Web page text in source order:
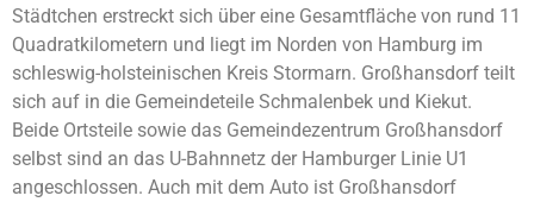
Städtchen erstreckt sich über eine Gesamtfläche von rund 11
Quadratkilometern und liegt im Norden von Hamburg im
schleswig-holsteinischen Kreis Stormarn. Großhansdorf teilt
sich auf in die Gemeindeteile Schmalenbek und Kiekut.
Beide Ortsteile sowie das Gemeindezentrum Großhansdorf
selbst sind an das U-Bahnnetz der Hamburger Linie U1
angeschlossen. Auch mit dem Auto ist Großhansdorf